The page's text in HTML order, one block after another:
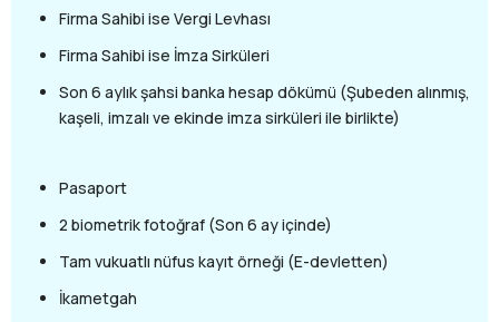
Firma Sahibi ise Vergi Levhası
Firma Sahibi ise İmza Sirküleri
Son 6 aylık şahsi banka hesap dökümü (Şubeden alınmış,
kaşeli, imzalı ve ekinde imza sirküleri ile birlikte)
Pasaport
2 biometrik fotoğraf (Son 6 ay içinde)
Tam vukuatlı nüfus kayıt örneği (E-devletten)
İkametgah